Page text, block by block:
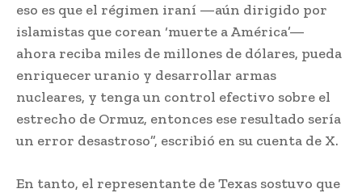
eso es que el régimen iraní —aún dirigido por
islamistas que corean ‘muerte a América’—
ahora reciba miles de millones de dólares, pueda
enriquecer uranio y desarrollar armas
nucleares, y tenga un control efectivo sobre el
estrecho de Ormuz, entonces ese resultado sería
un error desastroso”, escribió en su cuenta de X.
En tanto, el representante de Texas sostuvo que